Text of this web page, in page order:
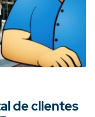
de clientes